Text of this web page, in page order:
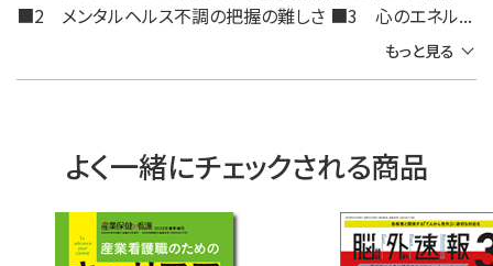
■2 メンタルヘルス不調の把握の難しさ ■3 心のエネル...
もっと見る
よく一緒にチェックされる商品